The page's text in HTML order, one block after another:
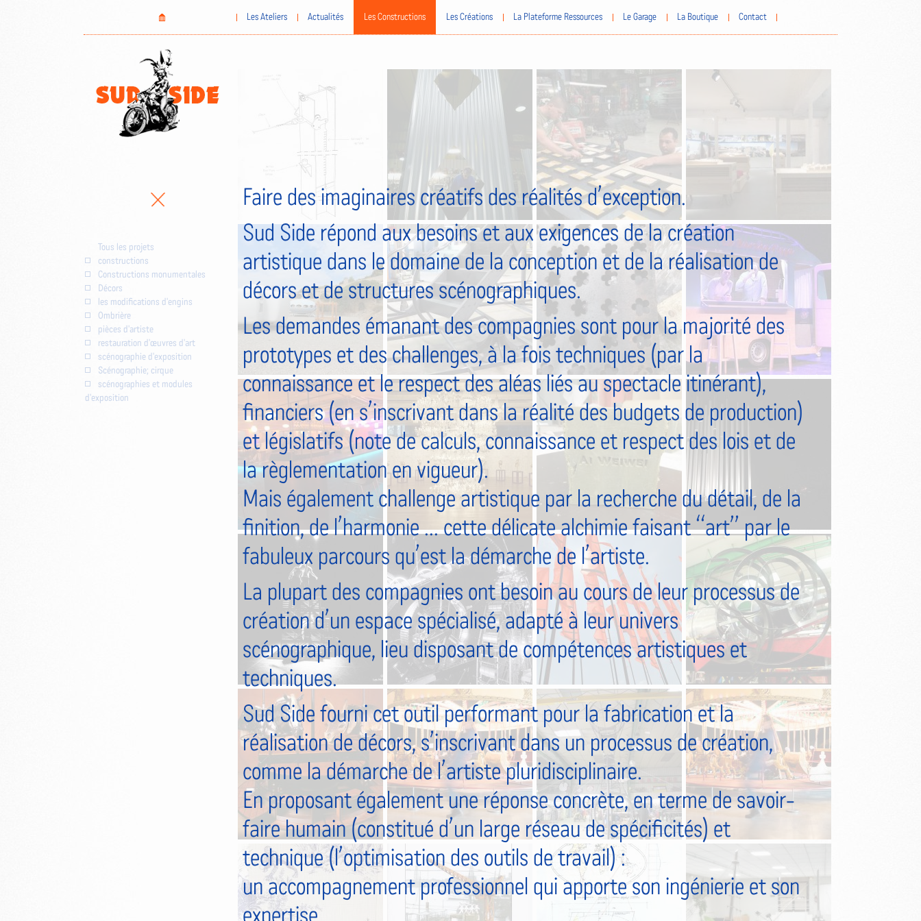
Home
Les Ateliers Actualités Les Constructions Les Créations La Plateforme Ressources Le Garage La Boutique Contact
Faire des imaginaires créatifs des réalités d’exception.
Sud Side répond aux besoins et aux exigences de la création
artistique dans le domaine de la conception et de la réalisation de
décors et de structures scénographiques.
Les demandes émanant des compagnies sont pour la majorité des
prototypes et des challenges, à la fois techniques (par la
connaissance et le respect des aléas liés au spectacle itinérant),
financiers (en s’inscrivant dans la réalité des budgets de production)
et législatifs (note de calculs, connaissance et respect des lois et de
la règlementation en vigueur).
Mais également challenge artistique par la recherche du détail, de la
finition, de l’harmonie ... cette délicate alchimie faisant “art” par le
fabuleux parcours qu’est la démarche de l’artiste.
La plupart des compagnies ont besoin au cours de leur processus de
création d’un espace spécialisé, adapté à leur univers
scénographique, lieu disposant de compétences artistiques et
techniques.
Sud Side fourni cet outil performant pour la fabrication et la
réalisation de décors, s’inscrivant dans un processus de création,
comme la démarche de l’artiste pluridisciplinaire.
En proposant également une réponse concrète, en terme de savoir-
faire humain (constitué d’un large réseau de spécificités) et
technique (l’optimisation des outils de travail) :
un accompagnement professionnel qui apporte son ingénierie et son
Tous les projets
constructions
Constructions monumentales
Décors
les modifications d'engins
Ombrière
pièces d'artiste
restauration d'œuvres d'art
scénographie d'exposition
Scénographie; cirque
scénographies et modules
d'exposition